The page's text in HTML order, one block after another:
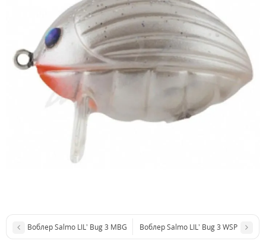
Воблер Salmo LIL’ Bug 3 MBG Воблер Salmo LIL’ Bug 3 WSP